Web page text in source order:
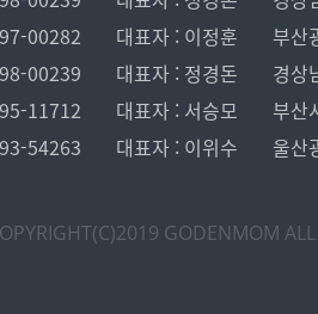
00282 대표자 : 이정훈
부산
00239 대표자 : 정경돈
경상
11712 대표자 : 서승모
부산
54263 대표자 : 이위수 울산
GODENMOM